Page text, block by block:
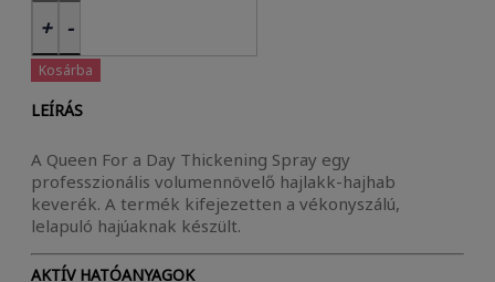
Kosárba
LEÍRÁS
A Queen For a Day Thickening Spray egy
professzionális volumennövelő hajlakk-hajhab
keverék. A termék kifejezetten a vékonyszálú,
lelapuló hajúaknak készült.
AKTÍV HATÓANYAGOK